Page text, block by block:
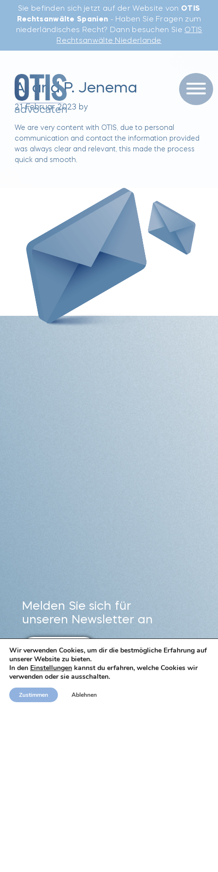
Sie befinden sich jetzt auf der Website von OTIS
Rechtsanwälte Spanien - Haben Sie Fragen zum
niederländisches Recht? Dann besuchen Sie OTIS
Rechtsanwälte Niederlande
A. and P. Jenema
21 Februar 2023 by
We are very content with OTIS, due to personal
communication and contact the information provided
was always clear and relevant, this made the process
quick and smooth.
Melden Sie sich für
unseren Newsletter an
Wir verwenden Cookies, um dir die bestmögliche Erfahrung auf
unserer Website zu bieten.
In den Einstellungen kannst du erfahren, welche Cookies wir
verwenden oder sie ausschalten.
Zustimmen Ablehnen